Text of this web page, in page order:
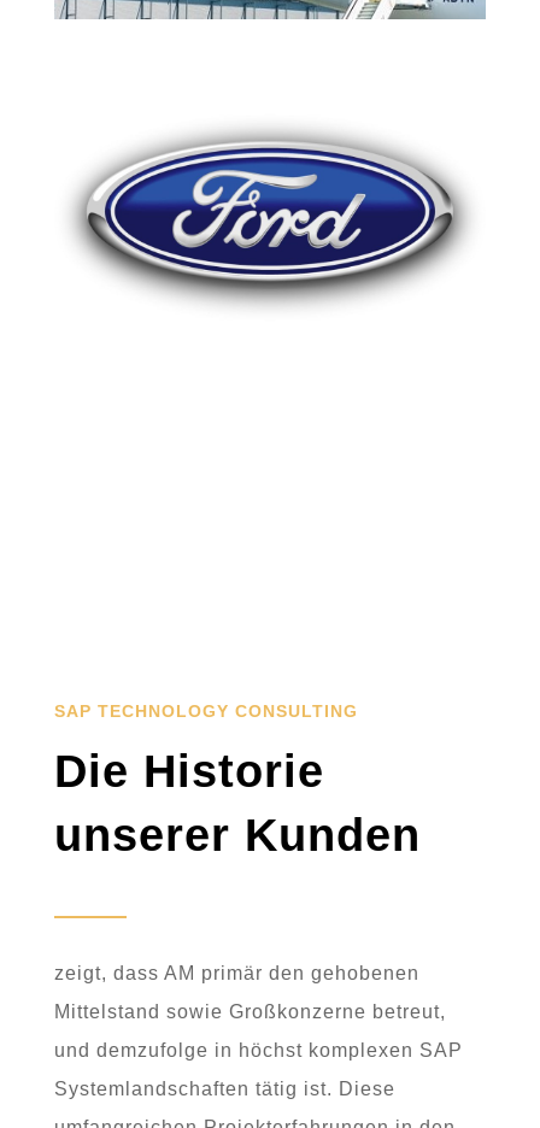
SAP TECHNOLOGY CONSULTING
Die Historie
unserer Kunden
zeigt, dass AM primär den gehobenen
Mittelstand sowie Großkonzerne betreut,
und demzufolge in höchst komplexen SAP
Systemlandschaften tätig ist. Diese